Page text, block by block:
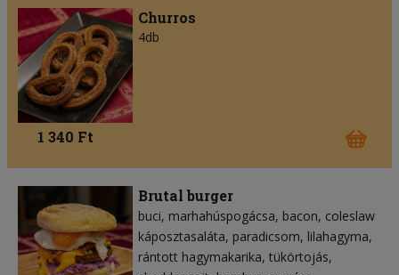
Churros
4db
1 340 Ft
Brutal burger
buci marhahúspogácsa bacon coleslaw
káposztasaláta paradicsom lilahagyma
rántott hagymakarika tükörtojás